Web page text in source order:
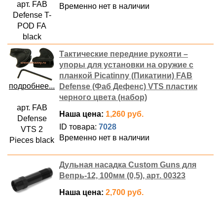
арт. FAB
Defense T-
POD FA
black
Временно нет в наличии
подробнее...
арт. FAB
Defense
VTS 2
Pieces black
Тактические передние рукояти –
упоры для установки на оружие с
планкой Picatinny (Пикатини) FAB
Defense (Фаб Дефенс) VTS пластик
черного цвета (набор)
Наша цена: 1,260 руб.
ID товара: 7028
Временно нет в наличии
Дульная насадка Custom Guns для
Вепрь-12, 100мм (0,5), арт. 00323
Наша цена: 2,700 руб.